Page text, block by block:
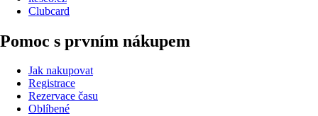
Clubcard
Pomoc s prvním nákupem
Jak nakupovat
Registrace
Rezervace času
Oblíbené